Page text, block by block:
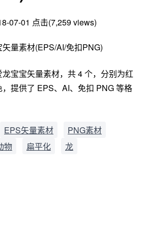
07-01 点击(7,259 views)
宝宝矢量素材，共 4 个，分别为红
提供了 EPS、AI、免扣 PNG 等格
EPS矢量素材
PNG素材
物 扁平化
龙